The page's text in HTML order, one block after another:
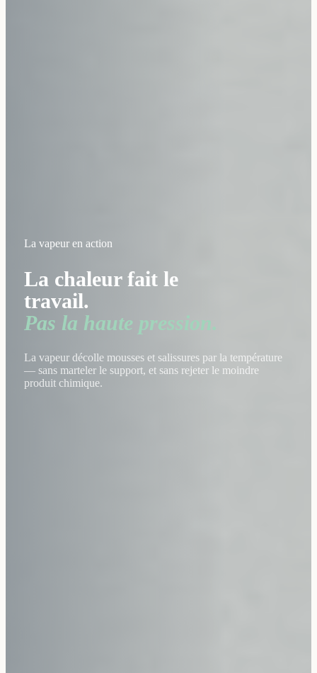
La vapeur en action
La chaleur fait le
travail.
Pas la haute pression.
La vapeur décolle mousses et salissures par la température
— sans marteler le support, et sans rejeter le moindre
produit chimique.